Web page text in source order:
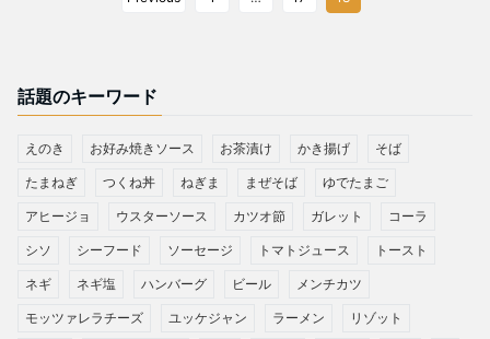
話題のキーワード
えのき お好み焼きソース お茶漬け かき揚げ そば
たまねぎ つくね丼 ねぎま まぜそば ゆでたまご
アヒージョ ウスターソース カツオ節 ガレット コーラ
シソ シーフード ソーセージ トマトジュース トースト
ネギ ネギ塩 ハンバーグ ビール メンチカツ
モッツァレラチーズ ユッケジャン ラーメン リゾット